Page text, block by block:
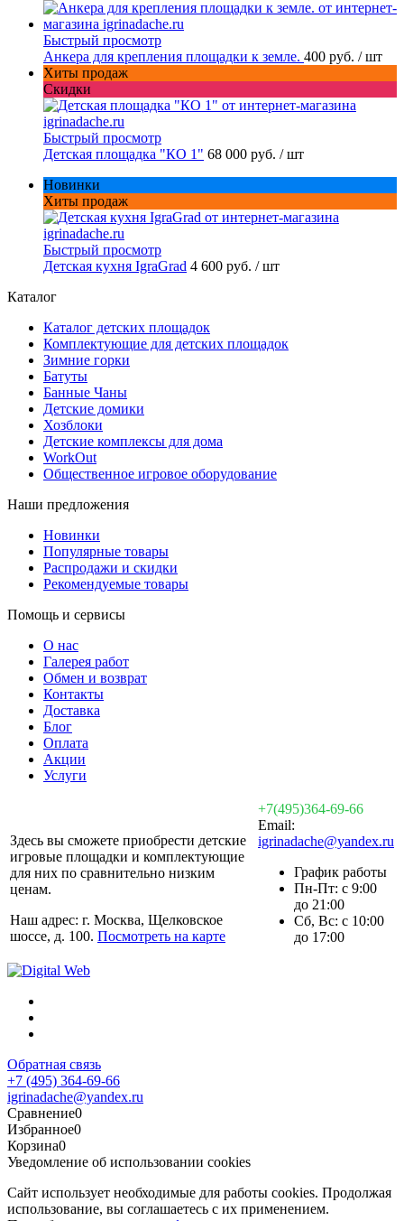
Быстрый просмотр
Анкера для крепления площадки к земле. 400 руб. / шт
Хиты продаж
Скидки
Быстрый просмотр
Детская площадка "КО 1" 68 000 руб. / шт
Новинки
Хиты продаж
Быстрый просмотр
Детская кухня IgraGrad 4 600 руб. / шт
Каталог
Каталог детских площадок
Комплектующие для детских площадок
Зимние горки
Батуты
Банные Чаны
Детские домики
Хозблоки
Детские комплексы для дома
WorkOut
Общественное игровое оборудование
Наши предложения
Новинки
Популярные товары
Распродажи и скидки
Рекомендуемые товары
Помощь и сервисы
О нас
Галерея работ
Обмен и возврат
Контакты
Доставка
Блог
Оплата
Акции
Услуги
Здесь вы сможете приобрести детские
игровые площадки и комплектующие
для них по сравнительно низким
ценам.
Наш адрес: г. Москва, Щелковское
шоссе, д. 100. Посмотреть на карте
+7(495)364-69-66
Email:
igrinadache@yandex.ru
График работы
Пн-Пт: с 9:00
до 21:00
Сб, Вс: с 10:00
до 17:00
Обратная связь
+7 (495) 364-69-66
igrinadache@yandex.ru
Сравнение0
Избранное0
Корзина0
Уведомление об использовании cookies
Сайт использует необходимые для работы cookies. Продолжая
использование, вы соглашаетесь с их применением.